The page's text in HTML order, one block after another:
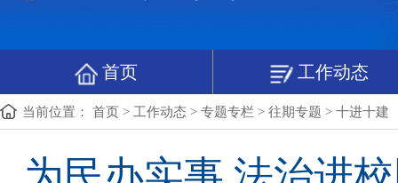
首页 工作动态
当前位置： 首页 > 工作动态 > 专题专栏 > 往期专题 > 十进十建